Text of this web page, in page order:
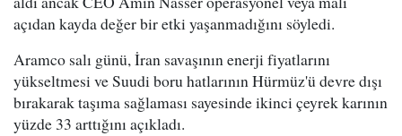
açıdan kayda değer bir etki yaşanmadığını söyledi.
Aramco salı günü, İran savaşının enerji fiyatlarını
yükseltmesi ve Suudi boru hatlarının Hürmüz'ü devre dışı
bırakarak taşıma sağlaması sayesinde ikinci çeyrek karının
yüzde 33 arttığını açıkladı.